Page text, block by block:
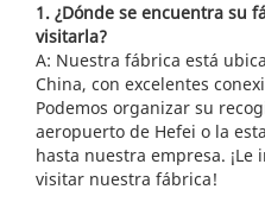
1. ¿Dónde se encuentra su
visitarla?
A: Nuestra fábrica está
China, con excelentes
Podemos organizar su
aeropuerto de Hefei o la
hasta nuestra empresa.
visitar nuestra fábrica!